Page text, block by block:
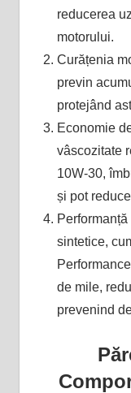
reducerea
motorului​.
Curățenia
previn
protejând
Economie
vâscozitate
10W-30,
și pot
sintetice,
de mile,
prevenind